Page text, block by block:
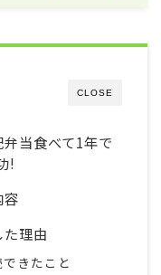
CLOSE
弁当食べて1年で
!
容
理由
きたこと